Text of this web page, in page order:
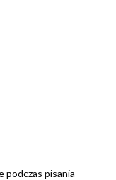
podczas pisania